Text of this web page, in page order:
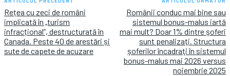
Rețea cu zeci de români
implicată în „turism
infracțional”, destructurată în
Canada. Peste 40 de arestări și
sute de capete de acuzare
Românii conduc mai bine sau
sistemul bonus-malus iartă
mai mult? Doar 1% dintre şoferi
sunt penalizaţi. Structura
şoferilor încadraţi în sistemul
bonus-malus mai 2026 versus
noiembrie 2025